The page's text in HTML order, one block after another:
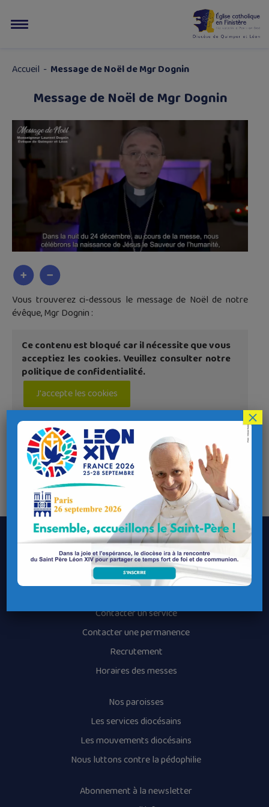
Accueil - Message de Noël de Mgr Dognin
Message de Noël de Mgr Dognin
Vous trouverez ci-dessous le message de Noël de notre
évêque, Mgr Dognin :
Ce contenu est bloqué car il nécessite que vous
acceptiez les cookies. Veuillez consulter notre
politique de confidentialité.
J'accepte les cookies
Le Diocèse de Quimper et Léon
Contacter le Diocèse
Contacter un service
Contacter une permanence
Recrutement
Horaires des messes
Nos paroisses
Les services diocésains
Les mouvements diocésains
Nous luttons contre la pédophilie
Abonnement à la newsletter
×